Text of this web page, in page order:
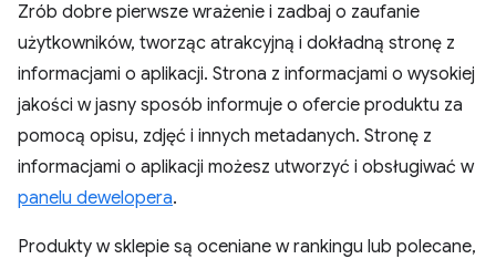
Zrób dobre pierwsze wrażenie i zadbaj o zaufanie
użytkowników, tworząc atrakcyjną i dokładną stronę z
informacjami o aplikacji. Strona z informacjami o wysokiej
jakości w jasny sposób informuje o ofercie produktu za
pomocą opisu, zdjęć i innych metadanych. Stronę z
informacjami o aplikacji możesz utworzyć i obsługiwać w
panelu dewelopera.
Produkty w sklepie są oceniane w rankingu lub polecane,